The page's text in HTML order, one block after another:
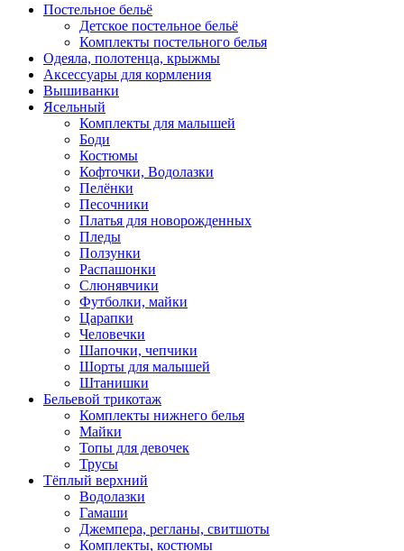
Постельное бельё
Детское постельное бельё
Комплекты постельного белья
Одеяла, полотенца, крыжмы
Аксессуары для кормления
Вышиванки
Ясельный
Комплекты для малышей
Боди
Костюмы
Кофточки, Водолазки
Пелёнки
Песочники
Платья для новорожденных
Пледы
Ползунки
Распашонки
Слюнявчики
Футболки, майки
Царапки
Человечки
Шапочки, чепчики
Шорты для малышей
Штанишки
Бельевой трикотаж
Комплекты нижнего белья
Майки
Топы для девочек
Трусы
Тёплый верхний
Водолазки
Гамаши
Джемпера, регланы, свитшоты
Комплекты, костюмы